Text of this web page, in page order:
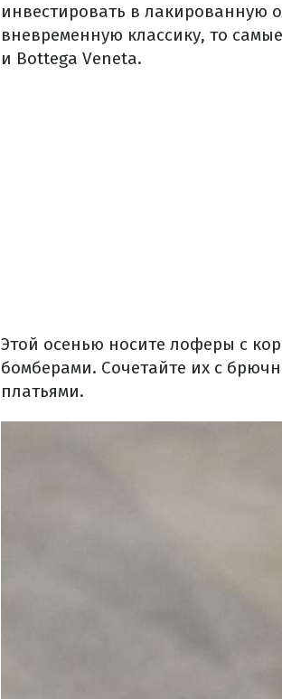
инвестировать в лакированную
вневременную классику, то
и Bottega Veneta.
Этой осенью носите лоферы с
бомберами. Сочетайте их с
платьями.